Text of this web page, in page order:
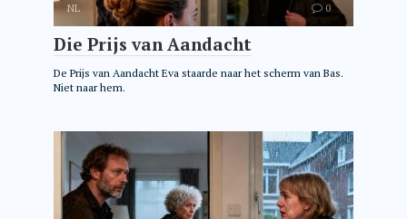
NL 0
Die Prijs van Aandacht
De Prijs van Aandacht Eva staarde naar het scherm van Bas.
Niet naar hem.